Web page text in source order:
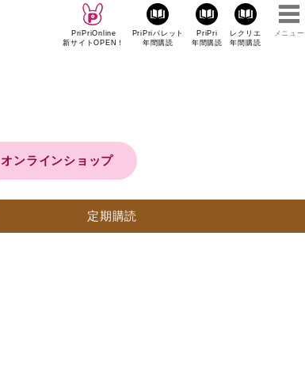
PriPriOnline
新サイトOPEN！
PriPriパレット
年間購読
PriPri
年間購読
レクリエ
年間購読
メニュー
オンラインショップ
定期購読